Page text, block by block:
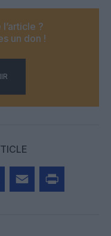
?
un don !